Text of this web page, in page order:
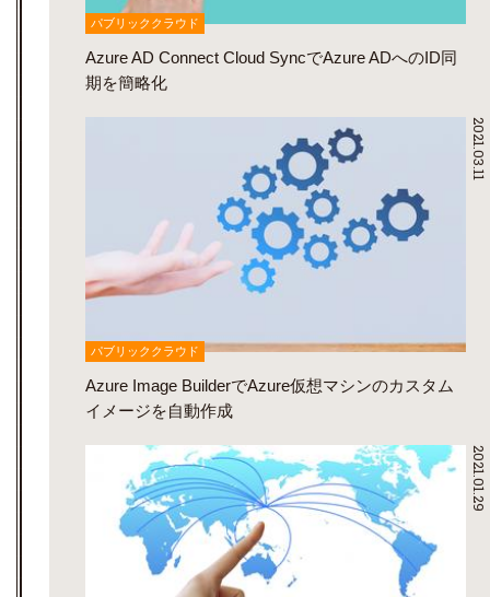
パブリッククラウド
Azure AD Connect Cloud SyncでAzure ADへのID同
期を簡略化
2021.03.11
パブリッククラウド
Azure Image BuilderでAzure仮想マシンのカスタム
イメージを自動作成
2021.01.29